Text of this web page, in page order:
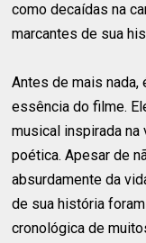
como decaídas na
marcantes de sua
Antes de mais
essência do filme.
musical inspirada
poética. Apesar de
absurdamente da
de sua história
cronológica de